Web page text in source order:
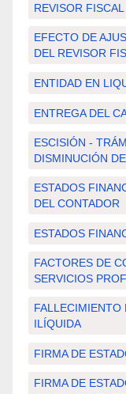
REVISOR
EFECTO DE
DEL REVISOR
ENTIDAD EN
ENTREGA DEL
ESCISIÓN -
DISMINUCIÓN
ESTADOS
DEL CONTADOR
ESTADOS
FACTORES DE
SERVICIOS
FALLECIMIENTO
ILÍQUIDA
FIRMA DE
FIRMA DE